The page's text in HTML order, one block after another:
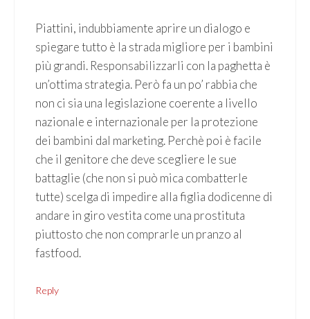
Piattini, indubbiamente aprire un dialogo e
spiegare tutto è la strada migliore per i bambini
più grandi. Responsabilizzarli con la paghetta è
un’ottima strategia. Però fa un po’ rabbia che
non ci sia una legislazione coerente a livello
nazionale e internazionale per la protezione
dei bambini dal marketing. Perchè poi è facile
che il genitore che deve scegliere le sue
battaglie (che non si può mica combatterle
tutte) scelga di impedire alla figlia dodicenne di
andare in giro vestita come una prostituta
piuttosto che non comprarle un pranzo al
fastfood.
Reply